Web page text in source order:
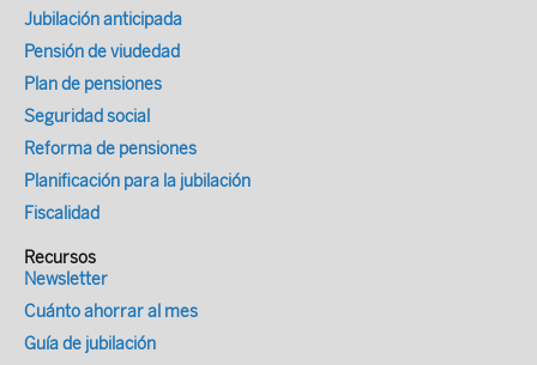
Jubilación anticipada
Pensión de viudedad
Plan de pensiones
Seguridad social
Reforma de pensiones
Planificación para la jubilación
Fiscalidad
Recursos
Newsletter
Cuánto ahorrar al mes
Guía de jubilación